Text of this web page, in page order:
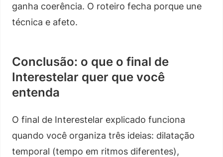
ganha coerência. O roteiro fecha porque une
técnica e afeto.
Conclusão: o que o final de
Interestelar quer que você
entenda
O final de Interestelar explicado funciona
quando você organiza três ideias: dilatação
temporal (tempo em ritmos diferentes),